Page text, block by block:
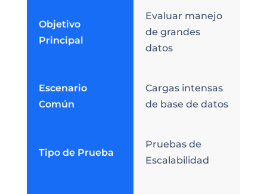
Objetivo
Principal
Evaluar manejo
de grandes
datos
Escenario
Común
Cargas intensas
de base de datos
Tipo de Prueba
Pruebas de
Escalabilidad